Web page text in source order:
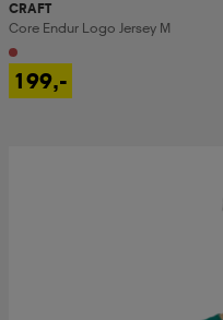
CRAFT
Core Endur Logo Jersey M
199,-